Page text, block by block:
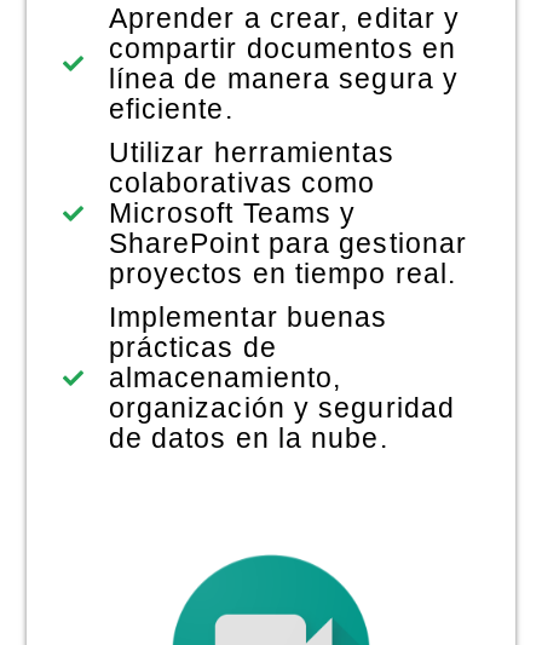
Aprender a crear, editar y
compartir documentos en
línea de manera segura y
eficiente.
Utilizar herramientas
colaborativas como
Microsoft Teams y
SharePoint para gestionar
proyectos en tiempo real.
Implementar buenas
prácticas de
almacenamiento,
organización y seguridad
de datos en la nube.